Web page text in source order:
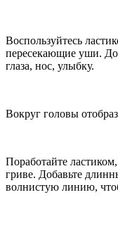
Воспользуйтесь
пересекающие уши.
глаза, нос, улыбку.
Вокруг головы
Поработайте
гриве. Добавьте
волнистую линию,